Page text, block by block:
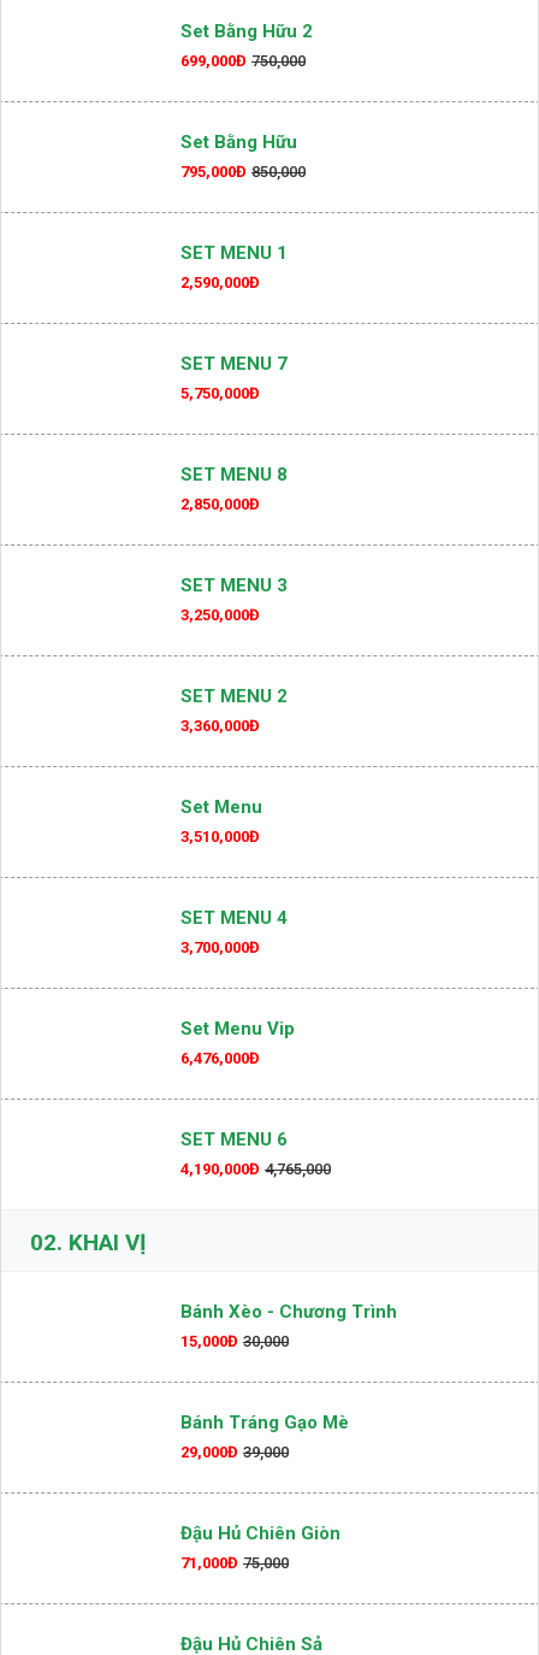
790,000Đ
Set Bằng Hữu 2
699,000Đ 750,000
Set Bằng Hữu
795,000Đ 850,000
SET MENU 1
2,590,000Đ
SET MENU 7
5,750,000Đ
SET MENU 8
2,850,000Đ
SET MENU 3
3,250,000Đ
SET MENU 2
3,360,000Đ
Set Menu
3,510,000Đ
SET MENU 4
3,700,000Đ
Set Menu Vip
6,476,000Đ
Bánh Xèo - Chương Trình
15,000Đ 30,000
Bánh Tráng Gạo Mè
29,000Đ 39,000
Đậu Hủ Chiên Giòn
71,000Đ 75,000